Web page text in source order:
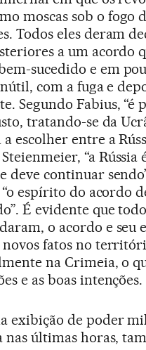
moscas sob o fogo
Todos eles deram
a um acordo
sucedido e em
com a fuga e
Segundo Fabius, “é
tratando-se da
escolher entre a
“a Rússia
deve continuar
espírito do acordo
É evidente que
o acordo e seu
novos fatos no
na Crimeia, o
e as boas intenções.
exibição de poder
nas últimas horas,